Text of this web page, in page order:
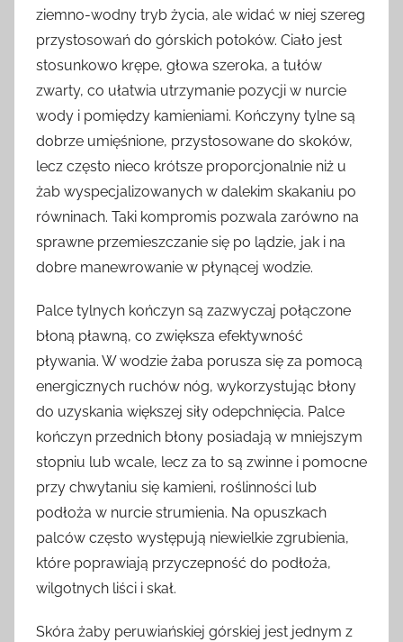
ziemno-wodny tryb życia, ale widać w niej szereg
przystosowań do górskich potoków. Ciało jest
stosunkowo krępe, głowa szeroka, a tułów
zwarty, co ułatwia utrzymanie pozycji w nurcie
wody i pomiędzy kamieniami. Kończyny tylne są
dobrze umięśnione, przystosowane do skoków,
lecz często nieco krótsze proporcjonalnie niż u
żab wyspecjalizowanych w dalekim skakaniu po
równinach. Taki kompromis pozwala zarówno na
sprawne przemieszczanie się po lądzie, jak i na
dobre manewrowanie w płynącej wodzie.
Palce tylnych kończyn są zazwyczaj połączone
błoną pławną, co zwiększa efektywność
pływania. W wodzie żaba porusza się za pomocą
energicznych ruchów nóg, wykorzystując błony
do uzyskania większej siły odepchnięcia. Palce
kończyn przednich błony posiadają w mniejszym
stopniu lub wcale, lecz za to są zwinne i pomocne
przy chwytaniu się kamieni, roślinności lub
podłoża w nurcie strumienia. Na opuszkach
palców często występują niewielkie zgrubienia,
które poprawiają przyczepność do podłoża,
wilgotnych liści i skał.
Skóra żaby peruwiańskiej górskiej jest jednym z